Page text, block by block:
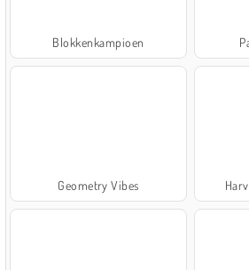
Blokkenkampioen
Geometry Vibes